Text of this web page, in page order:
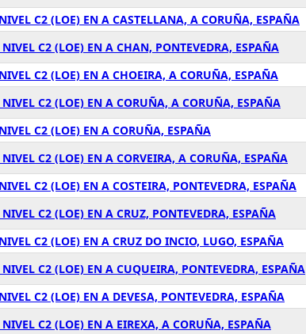
C2 (LOE) EN A CASTELLANA, A CORUÑA, ESPAÑA
C2 (LOE) EN A CHAN, PONTEVEDRA, ESPAÑA
C2 (LOE) EN A CHOEIRA, A CORUÑA, ESPAÑA
C2 (LOE) EN A CORUÑA, A CORUÑA, ESPAÑA
C2 (LOE) EN A CORUÑA, ESPAÑA
C2 (LOE) EN A CORVEIRA, A CORUÑA, ESPAÑA
C2 (LOE) EN A COSTEIRA, PONTEVEDRA, ESPAÑA
C2 (LOE) EN A CRUZ, PONTEVEDRA, ESPAÑA
C2 (LOE) EN A CRUZ DO INCIO, LUGO, ESPAÑA
C2 (LOE) EN A CUQUEIRA, PONTEVEDRA, ESPAÑA
C2 (LOE) EN A DEVESA, PONTEVEDRA, ESPAÑA
C2 (LOE) EN A EIREXA, A CORUÑA, ESPAÑA